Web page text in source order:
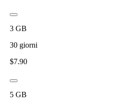
3 GB
30 giorni
$7.90
5 GB